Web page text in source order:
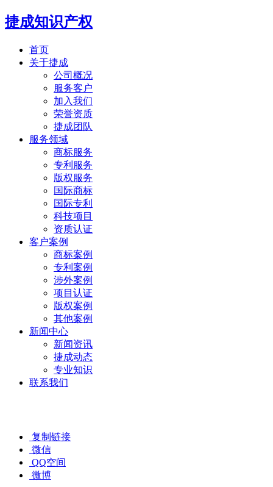
捷成知识产权
首页
关于捷成
公司概况
服务客户
加入我们
荣誉资质
捷成团队
服务领域
商标服务
专利服务
版权服务
国际商标
国际专利
科技项目
资质认证
客户案例
商标案例
专利案例
涉外案例
项目认证
版权案例
其他案例
新闻中心
新闻资讯
捷成动态
专业知识
联系我们
复制链接
微信
QQ空间
微博